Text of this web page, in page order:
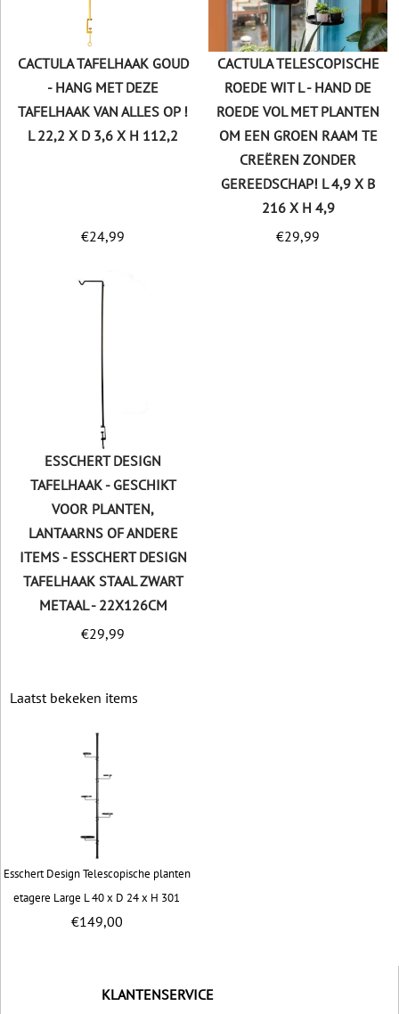
CACTULA TAFELHAAK GOUD
- HANG MET DEZE
TAFELHAAK VAN ALLES OP !
L 22,2 X D 3,6 X H 112,2
€24,99
CACTULA TELESCOPISCHE
ROEDE WIT L - HAND DE
ROEDE VOL MET PLANTEN
OM EEN GROEN RAAM TE
CREËREN ZONDER
GEREEDSCHAP! L 4,9 X B
216 X H 4,9
€29,99
ESSCHERT DESIGN
TAFELHAAK - GESCHIKT
VOOR PLANTEN,
LANTAARNS OF ANDERE
ITEMS - ESSCHERT DESIGN
TAFELHAAK STAAL ZWART
METAAL - 22X126CM
€29,99
Laatst bekeken items
Esschert Design Telescopische planten
etagere Large L 40 x D 24 x H 301
€149,00
KLANTENSERVICE